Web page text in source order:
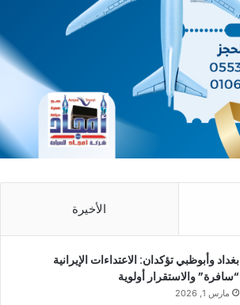
الأخيرة
بغداد وأبوظبي تؤكدان: الاعتداءات الإيرانية
“سافرة” والاستقرار أولوية
مارس 1, 2026